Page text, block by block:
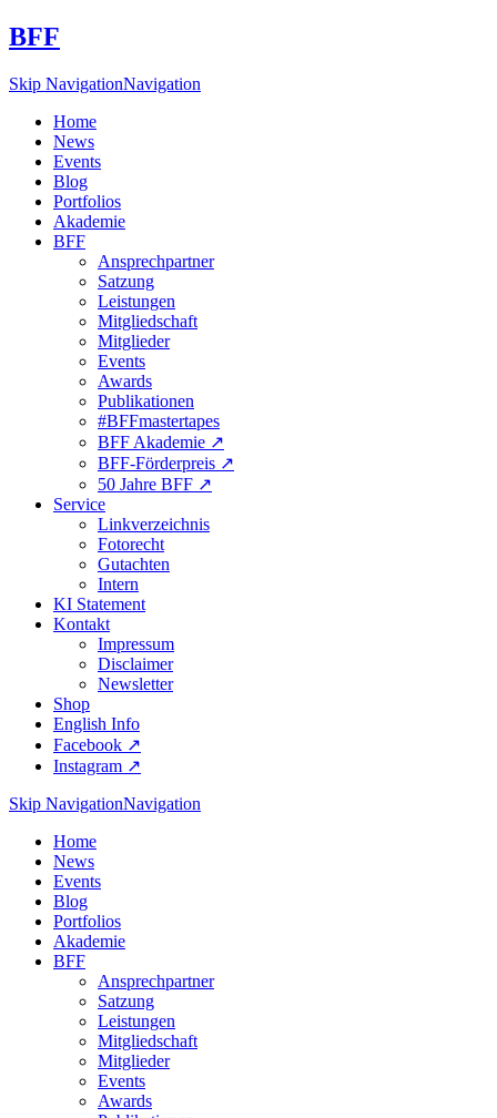
BFF
Skip NavigationNavigation
Home
News
Events
Blog
Portfolios
Akademie
BFF
Ansprechpartner
Satzung
Leistungen
Mitgliedschaft
Mitglieder
Events
Awards
Publikationen
#BFFmastertapes
BFF Akademie ↗︎
BFF-Förderpreis ↗︎
50 Jahre BFF ↗︎
Service
Linkverzeichnis
Fotorecht
Gutachten
Intern
KI Statement
Kontakt
Impressum
Disclaimer
Newsletter
Shop
English Info
Facebook ↗︎
Instagram ↗︎
Skip NavigationNavigation
Home
News
Events
Blog
Portfolios
Akademie
BFF
Ansprechpartner
Satzung
Leistungen
Mitgliedschaft
Mitglieder
Events
Awards